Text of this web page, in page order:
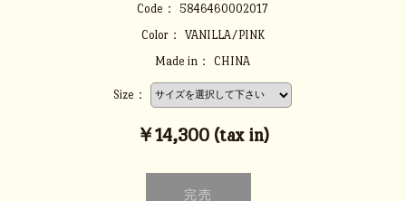
Code：
5846460002017
Color：
VANILLA/PINK
Made in：
CHINA
Size：
￥14,300 (tax in)